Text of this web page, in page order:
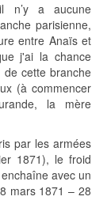
n’y a aucune
parisienne,
entre Anaïs et
j'ai la chance
cette branche
(à commencer
la mère
par les armées
1871), le froid
avec un
mars 1871 – 28